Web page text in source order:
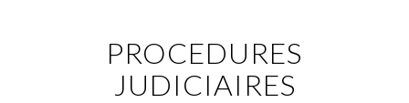
PROCEDURES
JUDICIAIRES